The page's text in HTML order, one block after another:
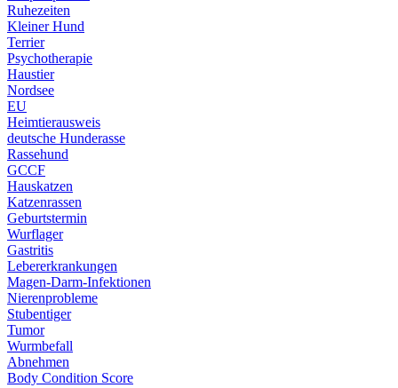
Ruhezeiten
Kleiner Hund
Terrier
Psychotherapie
Haustier
Nordsee
EU
Heimtierausweis
deutsche Hunderasse
Rassehund
GCCF
Hauskatzen
Katzenrassen
Geburtstermin
Wurflager
Gastritis
Lebererkrankungen
Magen-Darm-Infektionen
Nierenprobleme
Stubentiger
Tumor
Wurmbefall
Abnehmen
Body Condition Score